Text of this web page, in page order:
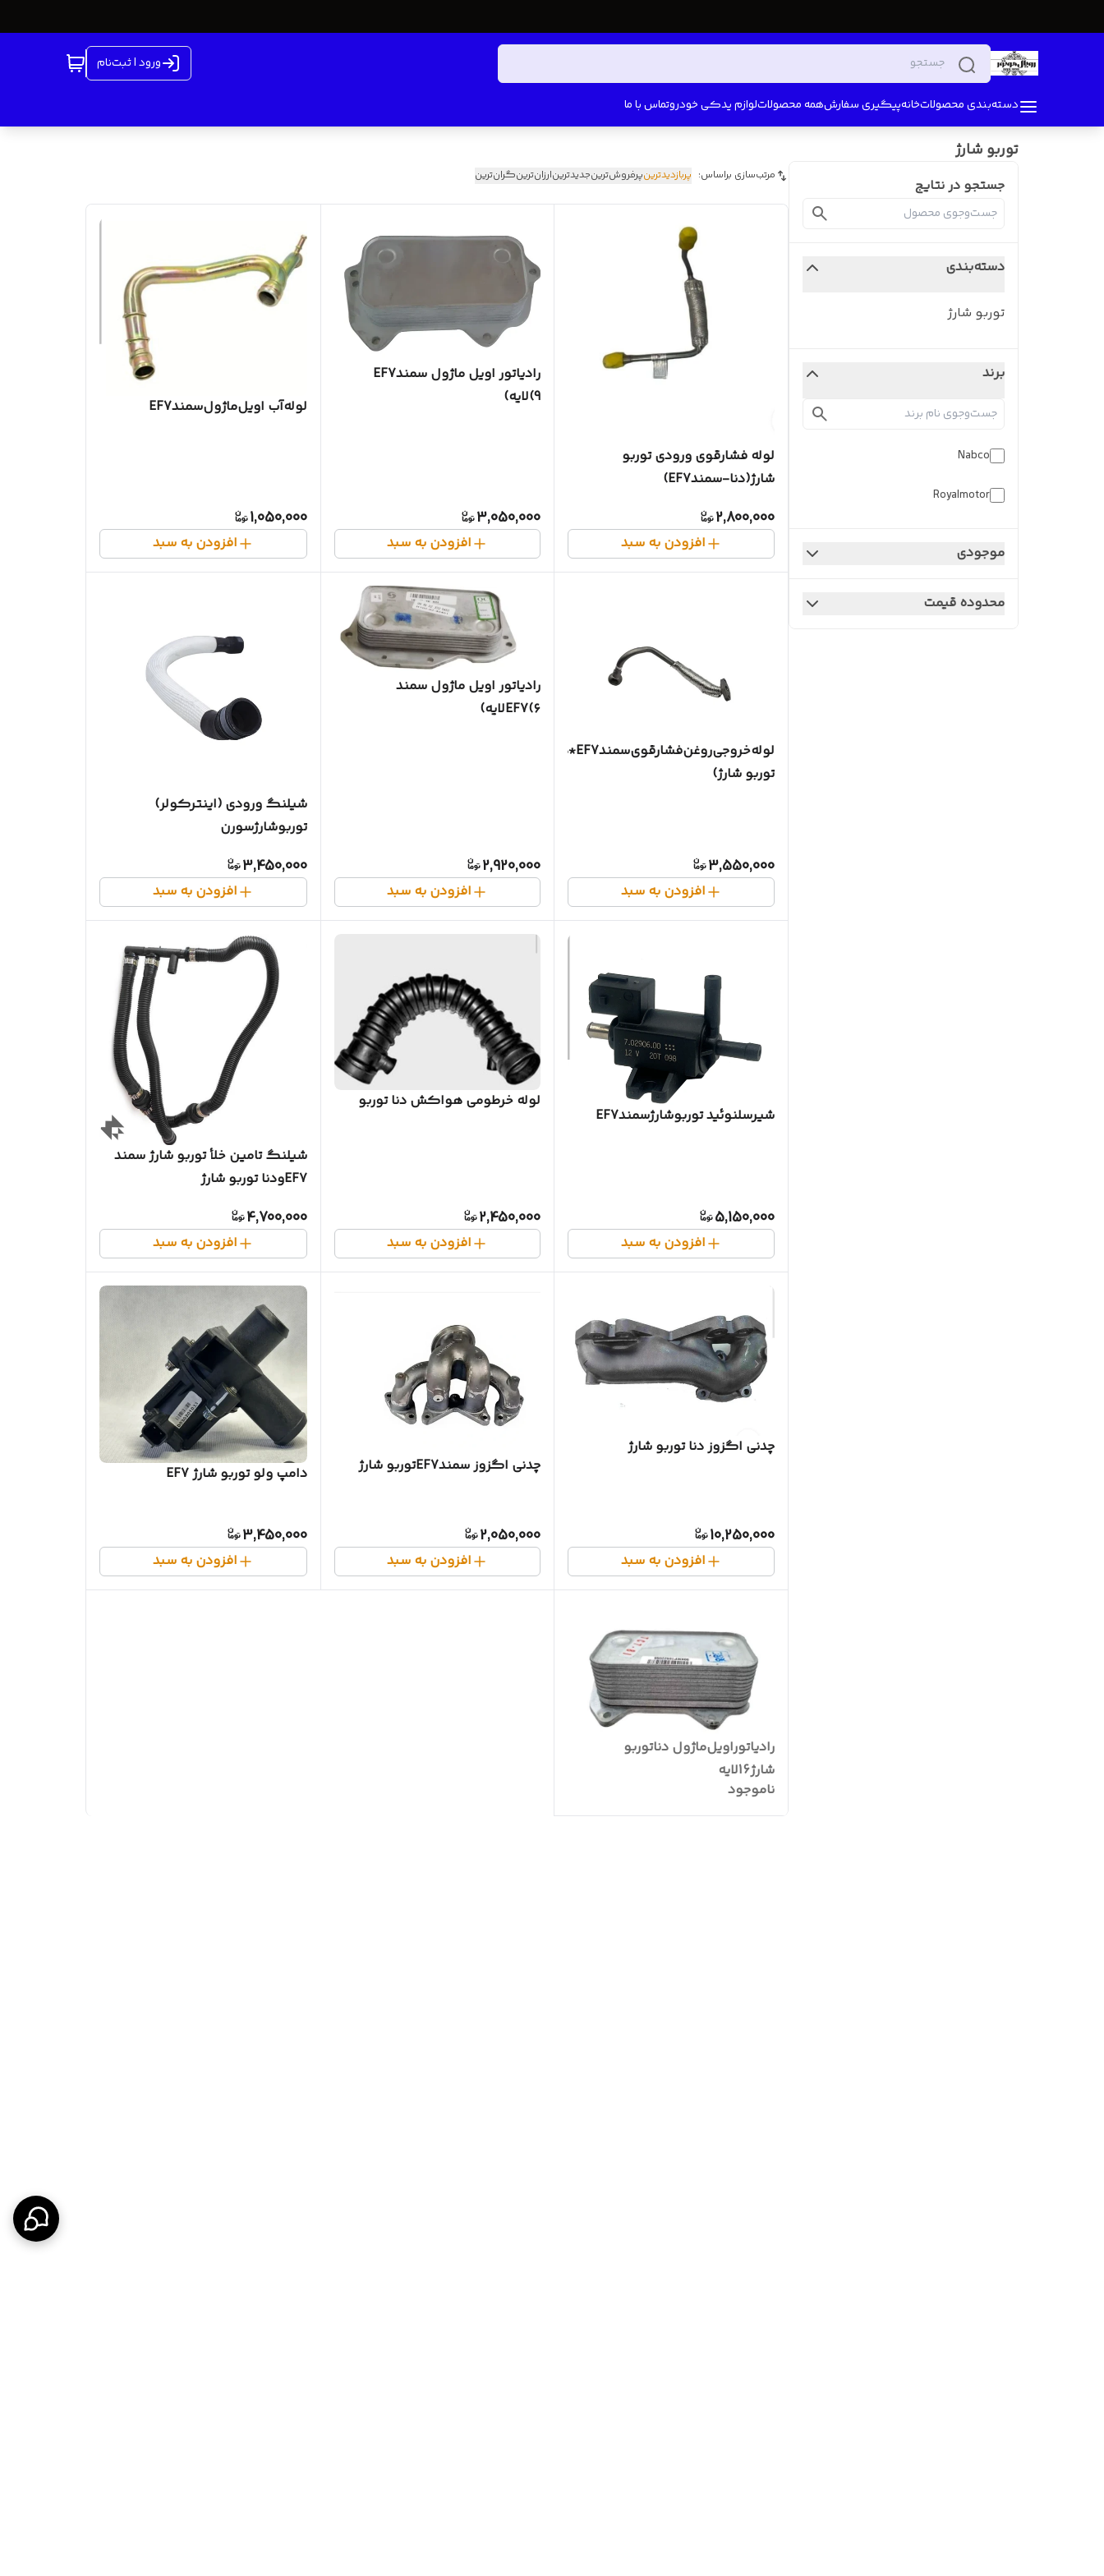
ورود | ثبت‌نام
دسته‌بندی محصولاتخانهپیگیری سفارشهمه محصولاتلوازم یدکی خودروتماس با ما
توربو شارژ
جستجو در نتایج
دسته‌بندی
توربو شارژ
برند
Nabco
Royalmotor
موجودی
محدوده قیمت
مرتب‌سازی براساس: پربازدیدترینپرفروش‌ترینجدیدترینارزان‌ترینگران‌ترین
لوله فشارقوی ورودی توربو
شارژ(دنا-سمندEF7)
2,800,000
افزودن به سبد
رادیاتور اویل ماژول سمندEF7
(9لایه)
3,050,000
افزودن به سبد
لوله‌آب اویل‌ماژول‌سمندEF7
1,050,000
افزودن به سبد
لوله‌خروجی‌روغن‌فشارقوی‌‌سمندEF7*دنا(
توربو شارژ)
3,550,000
افزودن به سبد
رادیاتور اویل ماژول سمند
EF7(۶لایه)
2,920,000
افزودن به سبد
شیلنگ ورودی (اینترکولر)
توربوشارژسورن
3,450,000
افزودن به سبد
شیرسلنوئید توربوشارژسمندEF7
5,150,000
افزودن به سبد
لوله خرطومی هواکش دنا توربو
2,450,000
افزودن به سبد
شیلنگ تامین خلأ توربو شارژ سمند
EF7ودنا توربو شارژ
4,700,000
افزودن به سبد
چدنی اگزوز دنا توربو شارژ
10,250,000
افزودن به سبد
چدنی اگزوز سمندEF7توربو شارژ
2,050,000
افزودن به سبد
دامپ ولو توربو شارژ EF7
3,450,000
افزودن به سبد
رادیاتوراویل‌ماژول دناتوربو
شارژ16لایه
ناموجود